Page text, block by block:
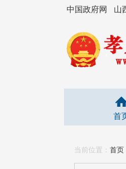
中国政府网 山
首
当前位置： 首页